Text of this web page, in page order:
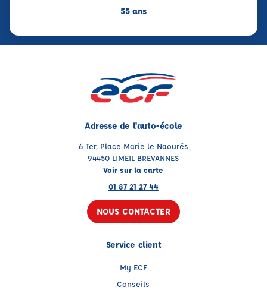
55 ans
Adresse de l'auto-école
6 Ter, Place Marie le Naourés
94450 LIMEIL BREVANNES
Voir sur la carte
01 87 21 27 44
NOUS CONTACTER
Service client
My ECF
Conseils